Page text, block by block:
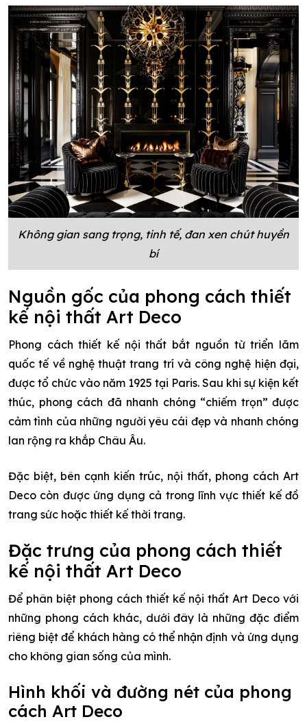
Không gian sang trọng, tinh tế, đan xen chút huyền
bí
Nguồn gốc của phong cách thiết
kế nội thất Art Deco
Phong cách thiết kế nội thất bắt nguồn từ triển lãm
quốc tế về nghệ thuật trang trí và công nghệ hiện đại,
được tổ chức vào năm 1925 tại Paris. Sau khi sự kiện kết
thúc, phong cách đã nhanh chóng “chiếm trọn” được
cảm tình của những người yêu cái đẹp và nhanh chóng
lan rộng ra khắp Châu Âu.
Đặc biệt, bên cạnh kiến trúc, nội thất, phong cách Art
Deco còn được ứng dụng cả trong lĩnh vực thiết kế đồ
trang sức hoặc thiết kế thời trang.
Đặc trưng của phong cách thiết
kế nội thất Art Deco
Để phân biệt phong cách thiết kế nội thất Art Deco với
những phong cách khác, dưới đây là những đặc điểm
riêng biệt để khách hàng có thể nhận định và ứng dụng
cho không gian sống của mình.
Hình khối và đường nét của phong
cách Art Deco